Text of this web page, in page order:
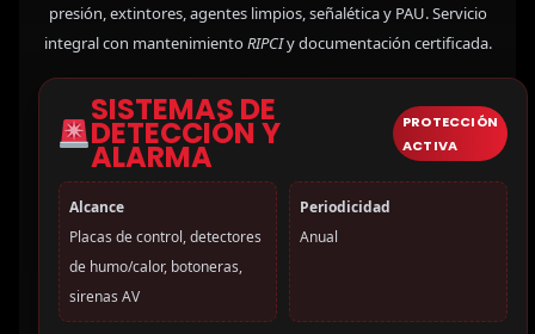
presión, extintores, agentes limpios, señalética y PAU. Servicio
integral con mantenimientoRIPCIy documentación certificada.
SISTEMAS DE
DETECCIÓN Y
ALARMA
PROTECCIÓN
ACTIVA
Alcance
Placas de control, detectores
de humo/calor, botoneras,
sirenas AV
Periodicidad
Anual